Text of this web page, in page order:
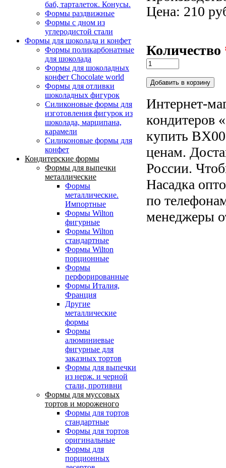
баб, тарталеток. Конусы.
Формы раздвижные
Формы с дном из
углеродистой стали
Формы для шоколада и конфет
Формы поликарбонатные
для шоколада
Формы для шоколадных
конфет Сhocolate world
Формы для отливки
шоколадных фигурок
Силиконовые формы для
изготовления фигурок из
шоколада, марципана,
карамели
Силиконовые формы для
конфет
Кондитерские формы
Формы для выпечки
металлические
Формы
металлические.
Импортные
Формы Wilton
фигурные
Формы Wilton
стандартные
Формы Wilton
порционные
Формы
перфорированные
Формы Италия,
Франция
Другие
металлические
формы
Формы
алюминиевые
фигурные для
заказных тортов
Формы для выпечки
из нерж. и черной
стали, противни
Формы для муссовых
тортов и мороженого
Формы для тортов
стандартные
Формы для тортов
оригинальные
Формы для
порционных
Цена: 210
Количество
Интернет-
кондитеров
купить
ценам.
России.
Насадка
по
менеджеры